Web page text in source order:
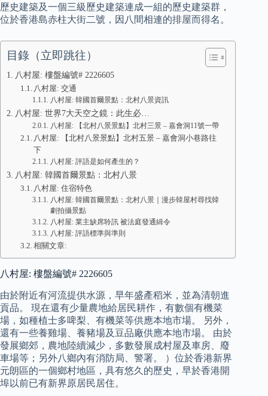
歷史建築及一個三級歷史建築連成一組的歷史建築群，
位於香港島赤柱大街二號，因八間相連的排屋而得名。
目錄（立即跳往）
八村屋: 樓盤編號# 2226605
八村屋: 交通
八村屋: 韓國首爾景點：北村八景資訊
八村屋: 世界7大天空之鏡：此生必…
八村屋: 【北村八景景點】北村三景 – 嘉會洞11號一帶
八村屋: 【北村八景景點】北村五景 – 嘉會洞小巷路往
下
八村屋: 評語是如何產生的？
八村屋: 韓國首爾景點：北村八景
八村屋: 住宿特色
八村屋: 韓國首爾景點：北村八景｜漫步韓屋村尋找韓
劇拍攝景點
八村屋: 業主缺席聆訊 被法庭發通緝令
八村屋: 評語標準與準則
相關文章:
八村屋: 樓盤編號# 2226605
由於附近有河流提供水源，早年盛產稻米，並為清朝進
貢品。 現在還有少量農地給居民耕作，有數個有機菜
場，如種植士多啤梨、有機菜等供應本地市場。 另外，
還有一些養雞場、養豬場及豆品廠供應本地市場。 由於
發展鄉郊，農地陸續減少，多數發展成村屋及車房、廢
車場等；另外八鄉內有消防局、警署。 ）位於香港新界
元朗區的一個鄉村地區，具有悠久的歷史，早於香港開
埠以前已有新界原居民居住。